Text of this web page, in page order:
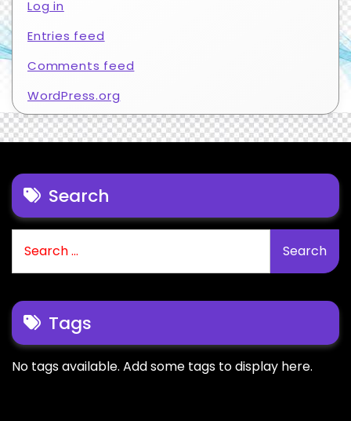
Log in
Entries feed
Comments feed
WordPress.org
Search
for:
Tags
No tags available. Add some tags to display here.